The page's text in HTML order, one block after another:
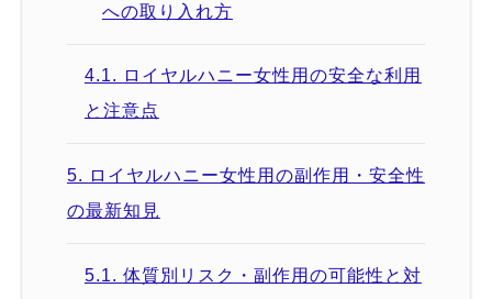
への取り入れ方
4.1. ロイヤルハニー女性用の安全な利用
と注意点
5. ロイヤルハニー女性用の副作用・安全性
の最新知見
5.1. 体質別リスク・副作用の可能性と対